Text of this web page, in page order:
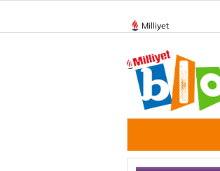
Milliyet